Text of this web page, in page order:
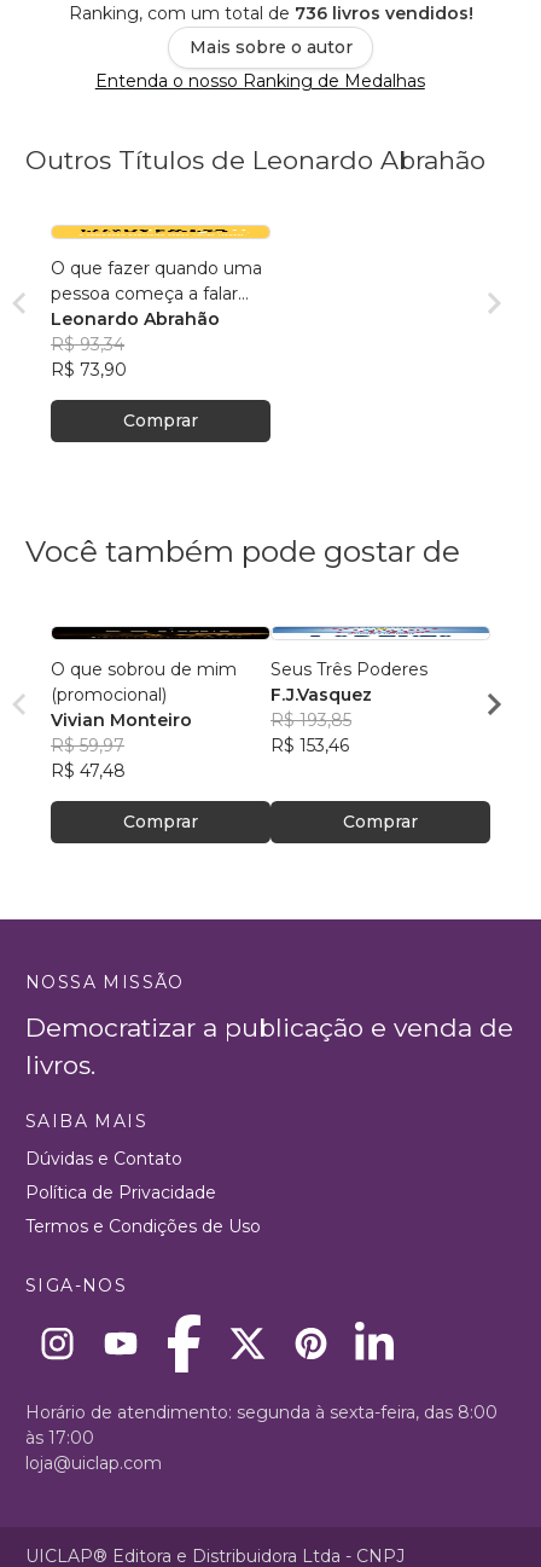
Ranking, com um total de 736 livros vendidos!
Mais sobre o autor
Entenda o nosso Ranking de Medalhas
Outros Títulos de Leonardo Abrahão
O que fazer quando uma
pessoa começa a falar
em suicídio?
Leonardo Abrahão
R$ 93,34
R$ 73,90
Comprar
Você também pode gostar de
O que sobrou de mim
(promocional)
Vivian Monteiro
R$ 59,97
R$ 47,48
Comprar
Seus Três Poderes
F.J.Vasquez
R$ 193,85
R$ 153,46
Comprar
R$
NOSSA MISSÃO
Democratizar a publicação e venda de
livros.
SAIBA MAIS
Dúvidas e Contato
Política de Privacidade
Termos e Condições de Uso
SIGA-NOS
Horário de atendimento: segunda à sexta-feira, das 8:00
às 17:00
loja@uiclap.com
UICLAP® Editora e Distribuidora Ltda - CNPJ